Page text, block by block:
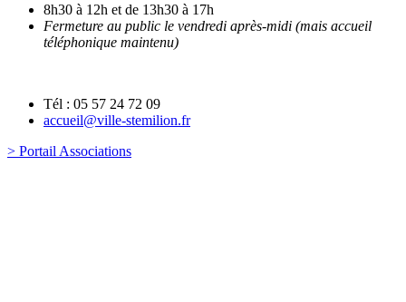
8h30 à 12h et de 13h30 à 17h
Fermeture au public le vendredi après-midi (mais accueil
téléphonique maintenu)
Tél : 05 57 24 72 09
accueil@ville-stemilion.fr
> Portail Associations